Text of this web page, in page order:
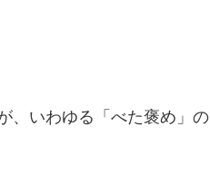
、いわゆる「べた褒め」の